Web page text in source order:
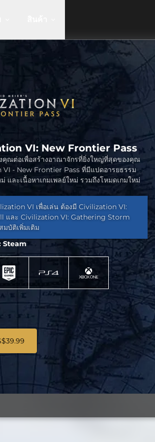
VI: New Frontier Pass
คุณต่อเพื่อสร้างอาณาจักรที่ยิ่งใหญ่ที่สุดของคุณ
VI - New Frontier Pass ที่มีแปดอารยธรรม
และเนื้อหาเกมเพลย์ใหม่ รวมถึงโหมดเกมใหม่
VI เพื่อเล่น ต้องมี Civilization VI:
และ Civilization VI: Gathering Storm
มบัติเพิ่มเติม
Steam